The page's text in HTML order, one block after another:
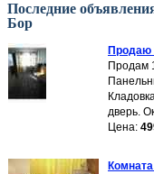
Последние
Бор
Продаю
Продам
дверь.
Цена: